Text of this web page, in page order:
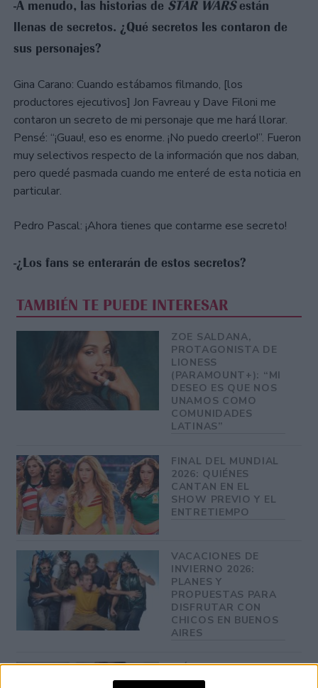
-A menudo, las historias de STAR WARSestán
llenas de secretos. ¿Qué secretos les contaron de
sus personajes?
Gina Carano: Cuando estábamos filmando, [los
productores ejecutivos] Jon Favreau y Dave Filoni me
contaron un secreto de mi personaje que me hará llorar.
Pensé: “¡Guau!, eso es enorme. ¡No puedo creerlo!”. Fueron
muy selectivos respecto de la información que nos daban,
pero quedé pasmada cuando me enteré de esta noticia en
particular.
Pedro Pascal: ¡Ahora tienes que contarme ese secreto!
-¿Los fans se enterarán de estos secretos?
TAMBIÉN TE PUEDE INTERESAR
ZOE SALDANA,
PROTAGONISTA DE
LIONESS
(PARAMOUNT+): “MI
DESEO ES QUE NOS
UNAMOS COMO
COMUNIDADES
LATINAS”
FINAL DEL MUNDIAL
2026: QUIÉNES
CANTAN EN EL
SHOW PREVIO Y EL
ENTRETIEMPO
VACACIONES DE
INVIERNO 2026:
PLANES Y
PROPUESTAS PARA
DISFRUTAR CON
CHICOS EN BUENOS
AIRES
INÉS EFRON: DE XXY
Y DIVISIÓN PALERMO